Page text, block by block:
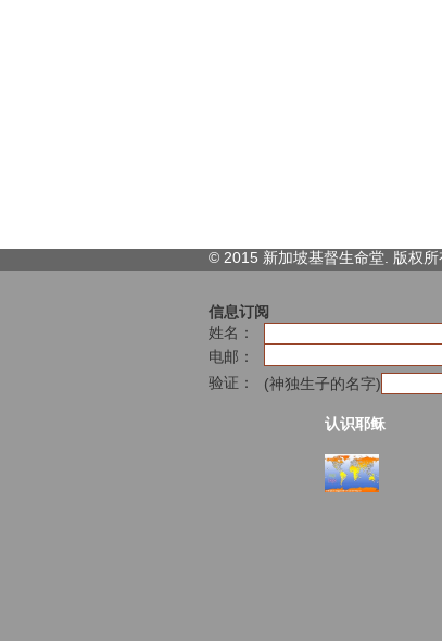
© 2015 新加坡基督生命堂. 版权
信息订阅
姓名：
电邮：
验证：
(神独生子的名字)
认识耶稣